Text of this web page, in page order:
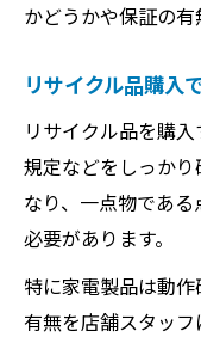
かどうかや保証の有
リサイクル品購入
リサイクル品を購
規定などをしっか
なり、一点物であ
必要があります。
特に家電製品は動
有無を店舗スタッ